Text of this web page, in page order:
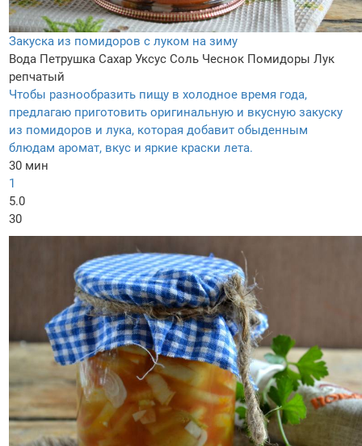
Закуска из помидоров с луком на зиму
Вода Петрушка Сахар Уксус Соль Чеснок Помидоры Лук
репчатый
Чтобы разнообразить пищу в холодное время года,
предлагаю приготовить оригинальную и вкусную закуску
из помидоров и лука, которая добавит обыденным
блюдам аромат, вкус и яркие краски лета.
30 мин
1
5.0
30